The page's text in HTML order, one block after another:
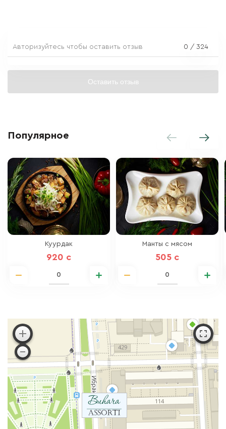
0 / 324
Оставить отзыв
Популярное
Куурдак
920 c
Манты с мясом
505 c